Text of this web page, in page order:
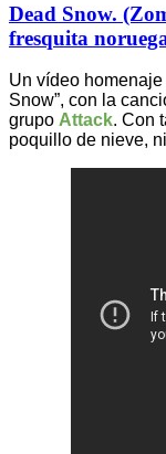
Dead Snow.
fresquita
Un vídeo
Snow”, con la
grupo Attack. Con
poquillo de nieve,